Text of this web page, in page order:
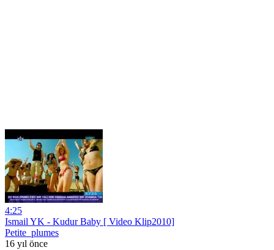
4:25
Ismail YK - Kudur Baby [ Video Klip2010]
Petite_plumes
16 yıl önce